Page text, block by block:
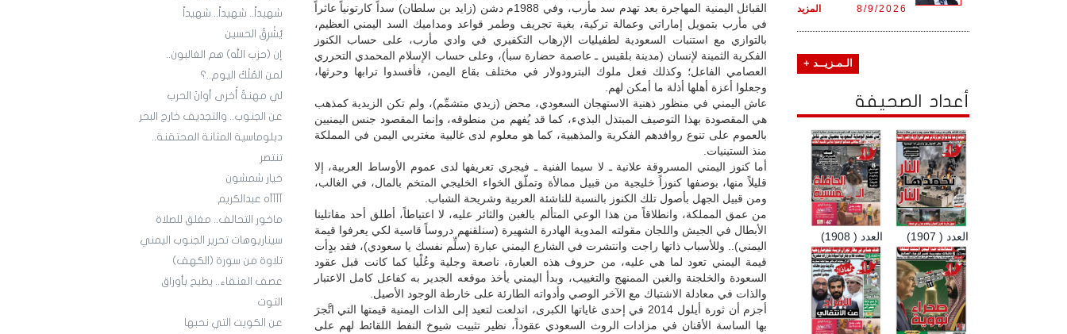
شهيداً.. شهيداً.. شهيداً
يُشْرِقُ الحسين
إن (حزب الله) هم الغالبون..
لمن المُلْكُ اليوم..؟
لي مهنةٌ أُخرى أوانَ الحرب
عن الجنوب.. والتجديف خارج البحر
دبلوماسية المثانة المحتقنة..
تنتصر
خيار شمشون
آآآآه عبدالكريم
ماخور التحالف.. مغلق للصلاة
سيناريوهات تحرير الجنوب اليمني
تلاوة من سورة (الكهف)
عصف العنقاء.. يطيح بأوراق
التوت
عن الكويت التي نحبها
القبائل اليمنية المهاجرة بعد تهدم سد مأرب، وفي 1988م دشن (زايد بن سلطان) سداً كارتونياً عاثراً
في مأرب بتمويل إماراتي وعمالة تركية، بغية تجريف وطمر قواعد ومداميك السد اليمني العظيم،
بالتوازي مع استنبات السعودية لطفيليات الإرهاب التكفيري في وادي مأرب، على حساب الكنوز
الفكرية الثمينة لإنسان (مدينة بلقيس ـ عاصمة حضارة سبأ)، وعلى حساب الإسلام المحمدي التحرري
العصامي الفاعل؛ وكذلك فعل ملوك البترودولار في مختلف بقاع اليمن، فأفسدوا ترابها وحرثها،
وجعلوا أعزة أهلها أذلة ما أمكن لهم.
عاش اليمني في منظور ذهنية الاستهجان السعودي، محض (زيدي متشمِّم)، ولم تكن الزيدية كمذهب
هي المقصودة بهذا التوصيف المبتذل البذيء، كما قد يُفهم من منطوقه، وإنما المقصود جنس اليمنيين
بالعموم على تنوع روافدهم الفكرية والمذهبية، كما هو معلوم لدى غالبية مغتربي اليمن في المملكة
منذ الستينيات.
أما كنوز اليمني المسروقة علانية ـ لا سيما الفنية ـ فيجري تعريفها لدى عموم الأوساط العربية، إلا
قليلاً منها، بوصفها كنوزاً خليجية من قبيل ممالأة وتملّق الخواء الخليجي المتخم بالمال، في الغالب،
ومن قبيل الجهل بأصول تلك الكنوز بالنسبة للناشئة العربية وشريحة الشباب.
من عمق المملكة، وانطلاقاً من هذا الوعي المتألم بالغبن والثائر عليه، لا اعتباطاً، أطلق أحد مقاتلينا
الأبطال في الجيش واللجان مقولته المدوية الهادرة الشهيرة (سنلقنهم دروساً قاسية لكي يعرفوا قيمة
اليمني).. وللأسباب ذاتها راجت وانتشرت في الشارع اليمني عبارة (سلِّم نفسك يا سعودي)، فقد بدٍأت
قيمة اليمني تعود لما هي عليه، من حروف هذه العبارة، ناصعة وجلية وعُلْيا كما كانت قبل عقود
السعودة والخلجنة والغبن الممنهج والتغييب، وبدأ اليمني يأخذ موقعه الجدير به كفاعل كامل الاعتبار
والذات في معادلة الاشتباك مع الآخر الوصي وأدواته الطارئة على خارطة الوجود الأصيل.
أجزم أن ثورة أيلول 2014 في إحدى غاياتها الكبرى، اندلعت لتعيد إلى الذات اليمنية قيمتها التي اتَّجرَ
بها الساسة الأقنان في مزادات الروث السعودي عقوداً، نظير تثبيت شيوخ النفط اللقائط لهم على
المزيد 8/9/2026
الـمـزيــد +
أعداد الصحيفة
العدد ( 1908) العدد ( 1907)